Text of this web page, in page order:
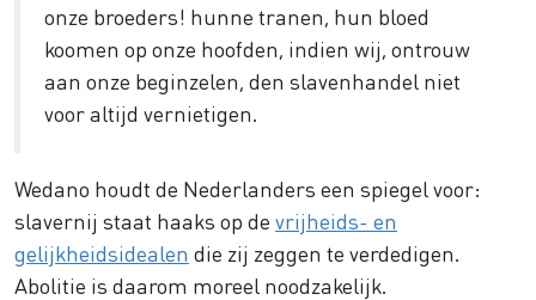
onze broeders! hunne tranen, hun bloed
koomen op onze hoofden, indien wij, ontrouw
aan onze beginzelen, den slavenhandel niet
voor altijd vernietigen.
Wedano houdt de Nederlanders een spiegel voor:
slavernij staat haaks op de vrijheids- en
gelijkheidsidealen die zij zeggen te verdedigen.
Abolitie is daarom moreel noodzakelijk.